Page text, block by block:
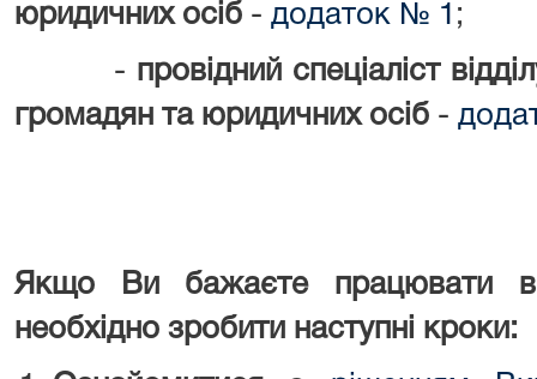
юридичних осіб - додаток № 1 ;
- провідний спеціаліст
громадян та юридичних осіб -
Якщо Ви бажаєте працювати
необхідно зробити наступні кроки: